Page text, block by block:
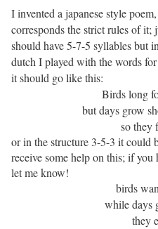
I invented a japanese style
corresponds the strict rules of
should have 5-7-5 syllables but
dutch I played with the words
it should go like this:
Birds long
but days grow
so they
or in the structure 3-5-3 it could
receive some help on this; if
let me know!
birds
while days
they